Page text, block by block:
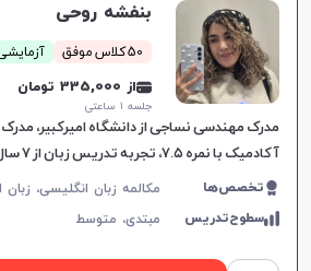
بنفشه روحی
50 کلاس موفق آزمایشی
از 335,000 تومان
جلسه ۱ ساعتی
مدرک مهندسی نساجی از دانشگاه امیرکبیر،
محور در آموزش
تخصص‌ها
سطوح‌تدریس مبتدی، متوسط